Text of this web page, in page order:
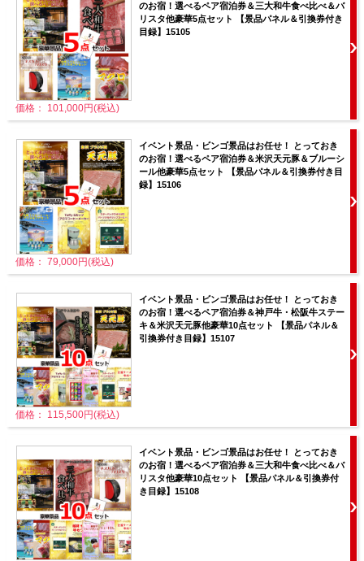
のお宿！選べるペア宿泊券＆三大和牛食べ比べ＆バ
リスタ他豪華5点セット 【景品パネル＆引換券付き
目録】15105
価格： 101,000円(税込)
イベント景品・ビンゴ景品はお任せ！ とっておき
のお宿！選べるペア宿泊券＆米沢天元豚＆ブルーシ
ール他豪華5点セット 【景品パネル＆引換券付き目
録】15106
価格： 79,000円(税込)
イベント景品・ビンゴ景品はお任せ！ とっておき
のお宿！選べるペア宿泊券＆神戸牛・松阪牛ステー
キ＆米沢天元豚他豪華10点セット 【景品パネル＆
引換券付き目録】15107
価格： 115,500円(税込)
イベント景品・ビンゴ景品はお任せ！ とっておき
のお宿！選べるペア宿泊券＆三大和牛食べ比べ＆バ
リスタ他豪華10点セット 【景品パネル＆引換券付
き目録】15108